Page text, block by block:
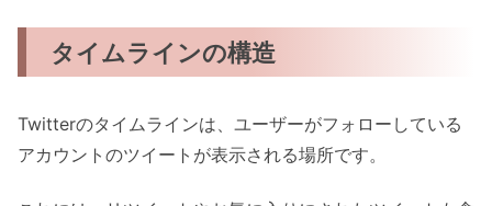
タイムラインの構造
Twitterのタイムラインは、ユーザーがフォローしている
アカウントのツイートが表示される場所です。